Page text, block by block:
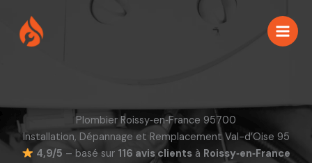
contenu
Plombier Roissy‑en‑France 95700
Installation, Dépannage et Remplacement Val-d’Oise 95
4,9/5 – basé sur 116 avis clientsà Roissy‑en‑France